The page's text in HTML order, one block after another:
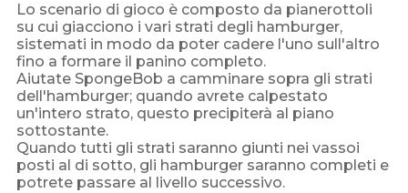
Lo scenario di gioco è composto da pianerottoli
su cui giacciono i vari strati degli hamburger,
sistemati in modo da poter cadere l'uno sull'altro
fino a formare il panino completo.
Aiutate SpongeBob a camminare sopra gli strati
dell'hamburger; quando avrete calpestato
un'intero strato, questo precipiterà al piano
sottostante.
Quando tutti gli strati saranno giunti nei vassoi
posti al di sotto, gli hamburger saranno completi e
potrete passare al livello successivo.